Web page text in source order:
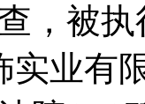
，被
实业有